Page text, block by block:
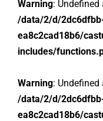
Warning: Undefined
/data/2/d/
ea8c2cad18b6/
includes/
Warning:
/data/2/d/
ea8c2cad18b6/